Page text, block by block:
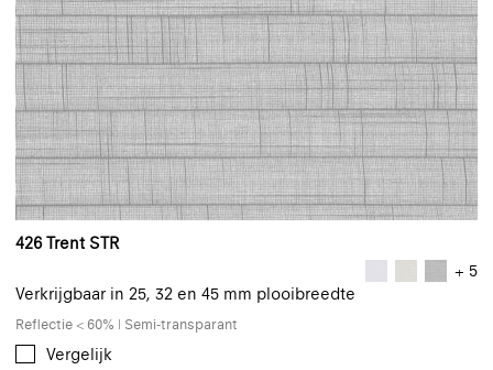
426 Trent STR
+ 5
Verkrijgbaar in 25, 32 en 45 mm plooibreedte
Reflectie < 60% | Semi-transparant
Vergelijk